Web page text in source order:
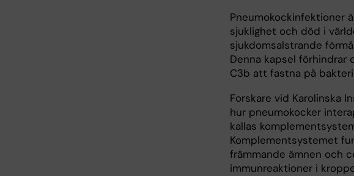
Pneumokockinfektioner
sjuklighet och död i
sjukdomsalstrande
Denna kapsel förhindrar
C3b att fastna på
Forskare vid Karolinska
hur pneumokocker
kallas
Komplementsystemet
främmande ämnen och
immunreaktioner i